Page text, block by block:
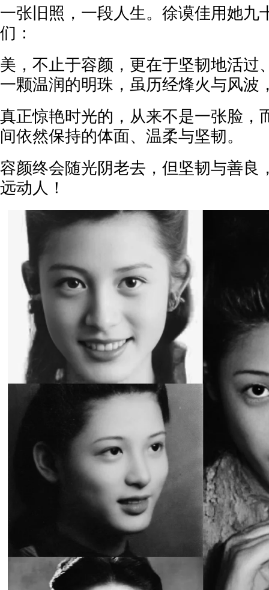
一张旧照，一段人生。徐谟佳用她九
们：
美，不止于容颜，更在于坚韧地活过
一颗温润的明珠，虽历经烽火与风波
真正惊艳时光的，从来不是一张脸，
间依然保持的体面、温柔与坚韧。
容颜终会随光阴老去，但坚韧与善良
远动人！